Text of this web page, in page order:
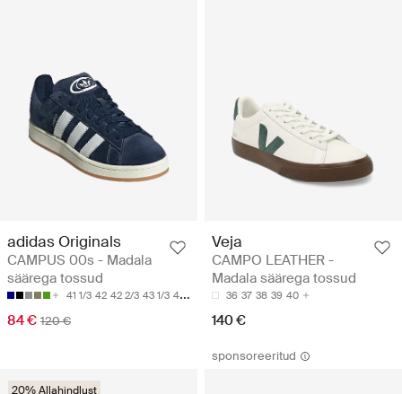
adidas Originals
CAMPUS 00s - Madala
säärega tossud
41 1/3 42 42 2/3 43 1/3 44
84 € 120 €
Veja
CAMPO LEATHER -
Madala säärega tossud
36 37 38 39 40
140 €
20% Allahindlust
sponsoreeritud